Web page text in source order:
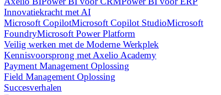
Innovatiekracht met AI
Microsoft CopilotMicrosoft Copilot StudioMicrosoft
FoundryMicrosoft Power Platform
Veilig werken met de Moderne Werkplek
Kennisvoorsprong met Axelio Academy
Payment Management Oplossing
Field Management Oplossing
Succesverhalen